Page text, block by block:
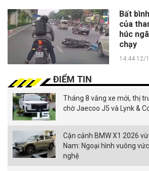
Bất
của
húc
chạy
14:44 12/
ĐIỂM TIN
Tháng 8 vắng xe mới, thị
chờ Jaecoo J5 và Lynk &
Cận cảnh BMW X1 2026
Nam: Ngoại hình vuông
nghệ